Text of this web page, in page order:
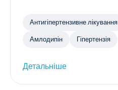
Антигіпертензивне лікування
Амлодипін Гіпертензія
Детальніше